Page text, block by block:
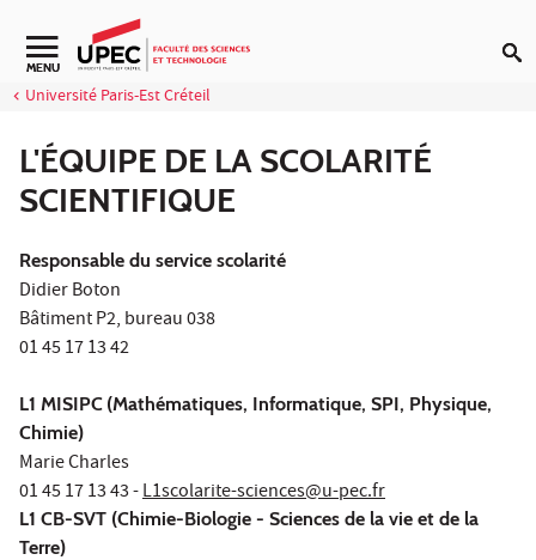
Aller au contenu
Navigation secondaire
MENU
Université Paris-Est Créteil
L'ÉQUIPE DE LA SCOLARITÉ
SCIENTIFIQUE
Responsable du service scolarité
Didier Boton
Bâtiment P2, bureau 038
01 45 17 13 42
L1 MISIPC (Mathématiques, Informatique, SPI, Physique,
Chimie)
Marie Charles
01 45 17 13 43 -L1scolarite-sciences@u-pec.fr
L1 CB-SVT (Chimie-Biologie - Sciences de la vie et de la
Terre)